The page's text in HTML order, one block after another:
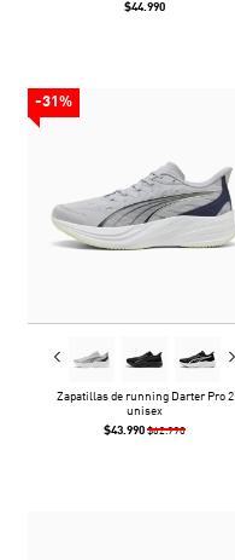
$44.990
-31%
Zapatillas de running Darter Pro 2
unisex
$43.990 $62.990